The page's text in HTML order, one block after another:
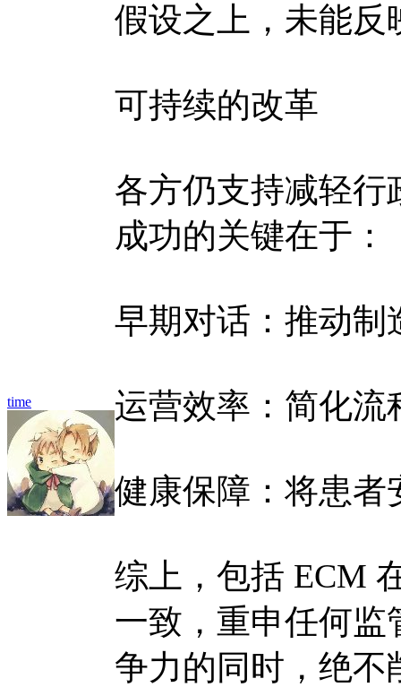
time
假设之上，未能反
可持续的改革
各方仍支持减轻行
成功的关键在于：
早期对话：推动制
运营效率：简化流
健康保障：将患者
综上，包括 ECM
一致，重申任何监
争力的同时，绝不